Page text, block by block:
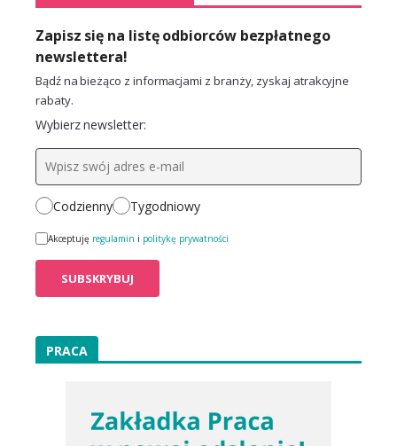
Zapisz się na listę odbiorców bezpłatnego
newslettera!
Bądź na bieżąco z informacjami z branży, zyskaj atrakcyjne
rabaty.
Wybierz newsletter:
Codzienny Tygodniowy
Akceptuję regulamin i politykę prywatności
PRACA